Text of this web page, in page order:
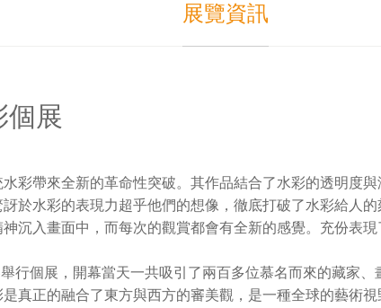
展覽資訊
個展
彩帶來全新的革命性突破。其作品結合了水彩的透明度
於水彩的表現力超乎他們的想像，徹底打破了水彩給人
沉入畫面中，而每次的觀賞都會有全新的感覺。充份表
行個展，開幕當天一共吸引了兩百多位慕名而來的藏家、
真正的融合了東方與西方的審美觀，是一種全球的藝術